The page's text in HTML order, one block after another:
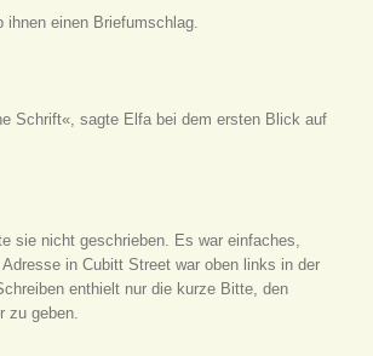
ihnen einen Briefumschlag.
Schrift«, sagte Elfa bei dem ersten Blick auf
sie nicht geschrieben. Es war einfaches,
in Cubitt Street war oben links in der
enthielt nur die kurze Bitte, den
zu geben.